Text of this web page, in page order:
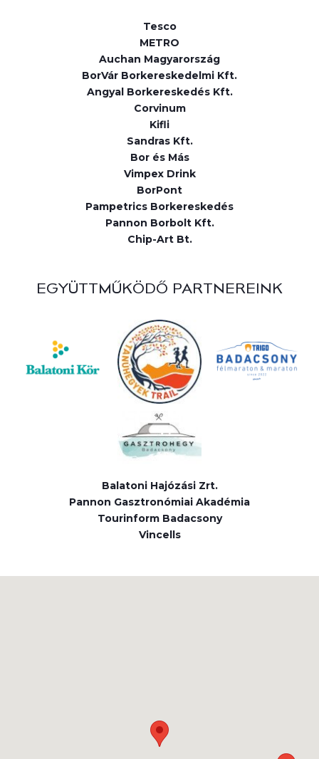
Tesco
METRO
Auchan Magyarország
BorVár Borkereskedelmi Kft.
Angyal Borkereskedés Kft.
Corvinum
Kifli
Sandras Kft.
Bor és Más
Vimpex Drink
BorPont
Pampetrics Borkereskedés
Pannon Borbolt Kft.
Chip-Art Bt.
EGYÜTTMŰKÖDŐ PARTNEREINK
Balatoni Hajózási Zrt.
Pannon Gasztronómiai Akadémia
Tourinform Badacsony
Vincells